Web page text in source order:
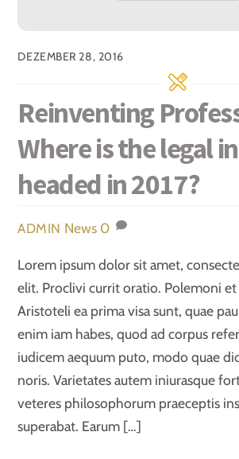
DEZEMBER 28, 2016
Reinventing
Where is the legal
headed in 2017?
ADMIN News 0
Lorem ipsum dolor sit amet,
elit. Proclivi currit oratio. Polemoni
Aristoteli ea prima visa sunt, quae
enim iam habes, quod ad corpus
iudicem aequum puto, modo quae
noris. Varietates autem iniurasque
veteres philosophorum praeceptis
superabat. Earum […]